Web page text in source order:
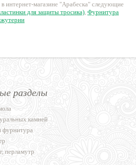
интернет-магазине "Арабеска" следующие
для защиты тросика), Фурнитура
разделы
камней
перламутр